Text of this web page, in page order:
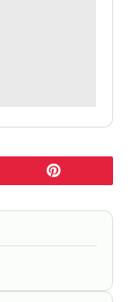
Pinterest